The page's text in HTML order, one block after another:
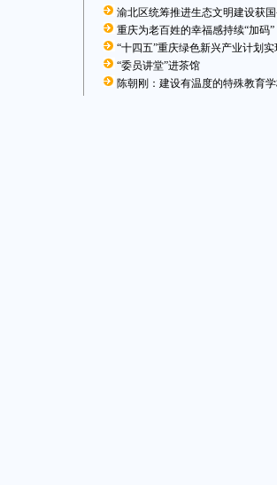
渝北区统筹推进生态文明建设获
重庆为老百姓的幸福感持续“加码”
“十四五”重庆绿色新兴产业计划实
“委员讲堂”进茶馆
陈朝刚：建设有温度的特殊教育